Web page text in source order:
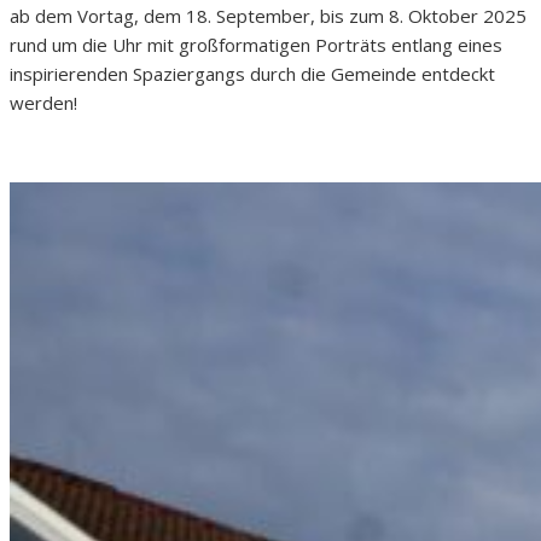
ab dem Vortag, dem 18. September, bis zum 8. Oktober 2025
rund um die Uhr mit großformatigen Porträts entlang eines
inspirierenden Spaziergangs durch die Gemeinde entdeckt
werden!